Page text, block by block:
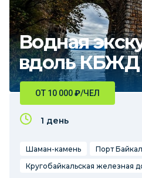
Водная
вдоль КБЖД
ОТ 10 000₽/ЧЕЛ
1 день
Шаман-камень
Порт Байкал
Кругобайкальская железная